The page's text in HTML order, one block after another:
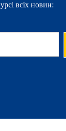
всіх новин: